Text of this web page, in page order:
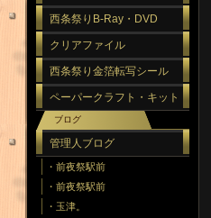
西条祭りB-Ray・DVD
クリアファイル
西条祭り金箔転写シール
ペーパークラフト・キット
ブログ
管理人ブログ
・前夜祭駅前
・前夜祭駅前
・玉津。